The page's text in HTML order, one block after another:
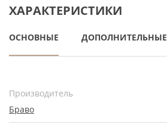
ХАРАКТЕРИСТИКИ
ОСНОВНЫЕ ДОПОЛНИТЕЛЬНЫЕ
Производитель
Браво